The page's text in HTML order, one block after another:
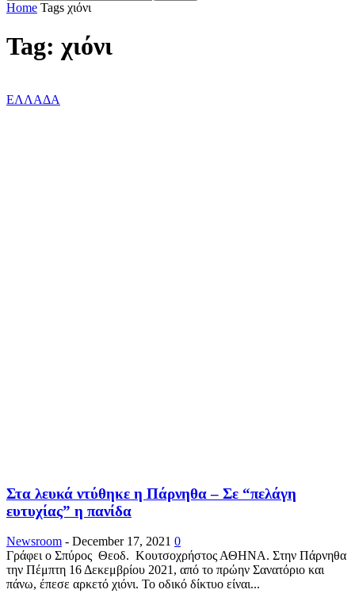
Home Tags χιόνι
Tag: χιόνι
ΕΛΛΑΔΑ
Στα λευκά ντύθηκε η Πάρνηθα – Σε “πελάγη
ευτυχίας” η πανίδα
Newsroom - December 17, 2021 0
Γράφει ο Σπύρος Θεοδ. Κουτσοχρήστος ΑΘΗΝΑ. Στην Πάρνηθα
την Πέμπτη 16 Δεκεμβρίου 2021, από το πρώην Σανατόριο και
πάνω, έπεσε αρκετό χιόνι. Το οδικό δίκτυο είναι...